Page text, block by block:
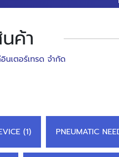
ค้า
นเตอร์เทรด จำกัด
(1) PNEUMATIC